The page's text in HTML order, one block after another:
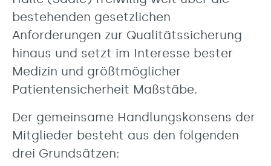
bestehenden gesetzlichen
Anforderungen zur Qualitätssicherung
hinaus und setzt im Interesse bester
Medizin und größtmöglicher
Patientensicherheit Maßstäbe.
Der gemeinsame Handlungskonsens der
Mitglieder besteht aus den folgenden
drei Grundsätzen: